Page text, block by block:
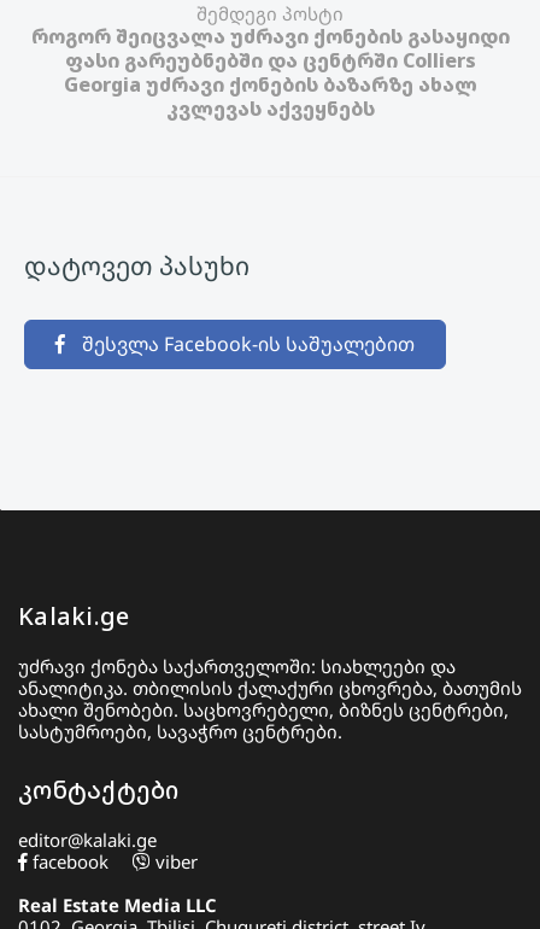
შემდეგი პოსტი
როგორ შეიცვალა უძრავი ქონების გასაყიდი
ფასი გარეუბნებში და ცენტრში Colliers
Georgia უძრავი ქონების ბაზარზე ახალ
კვლევას აქვეყნებს
დატოვეთ პასუხი
შესვლა Facebook-ის საშუალებით
Kalaki.ge
უძრავი ქონება საქართველოში: სიახლეები და
ანალიტიკა. თბილისის ქალაქური ცხოვრება, ბათუმის
ახალი შენობები. საცხოვრებელი, ბიზნეს ცენტრები,
სასტუმროები, სავაჭრო ცენტრები.
კონტაქტები
editor@kalaki.ge
facebook
viber
Real Estate Media LLC